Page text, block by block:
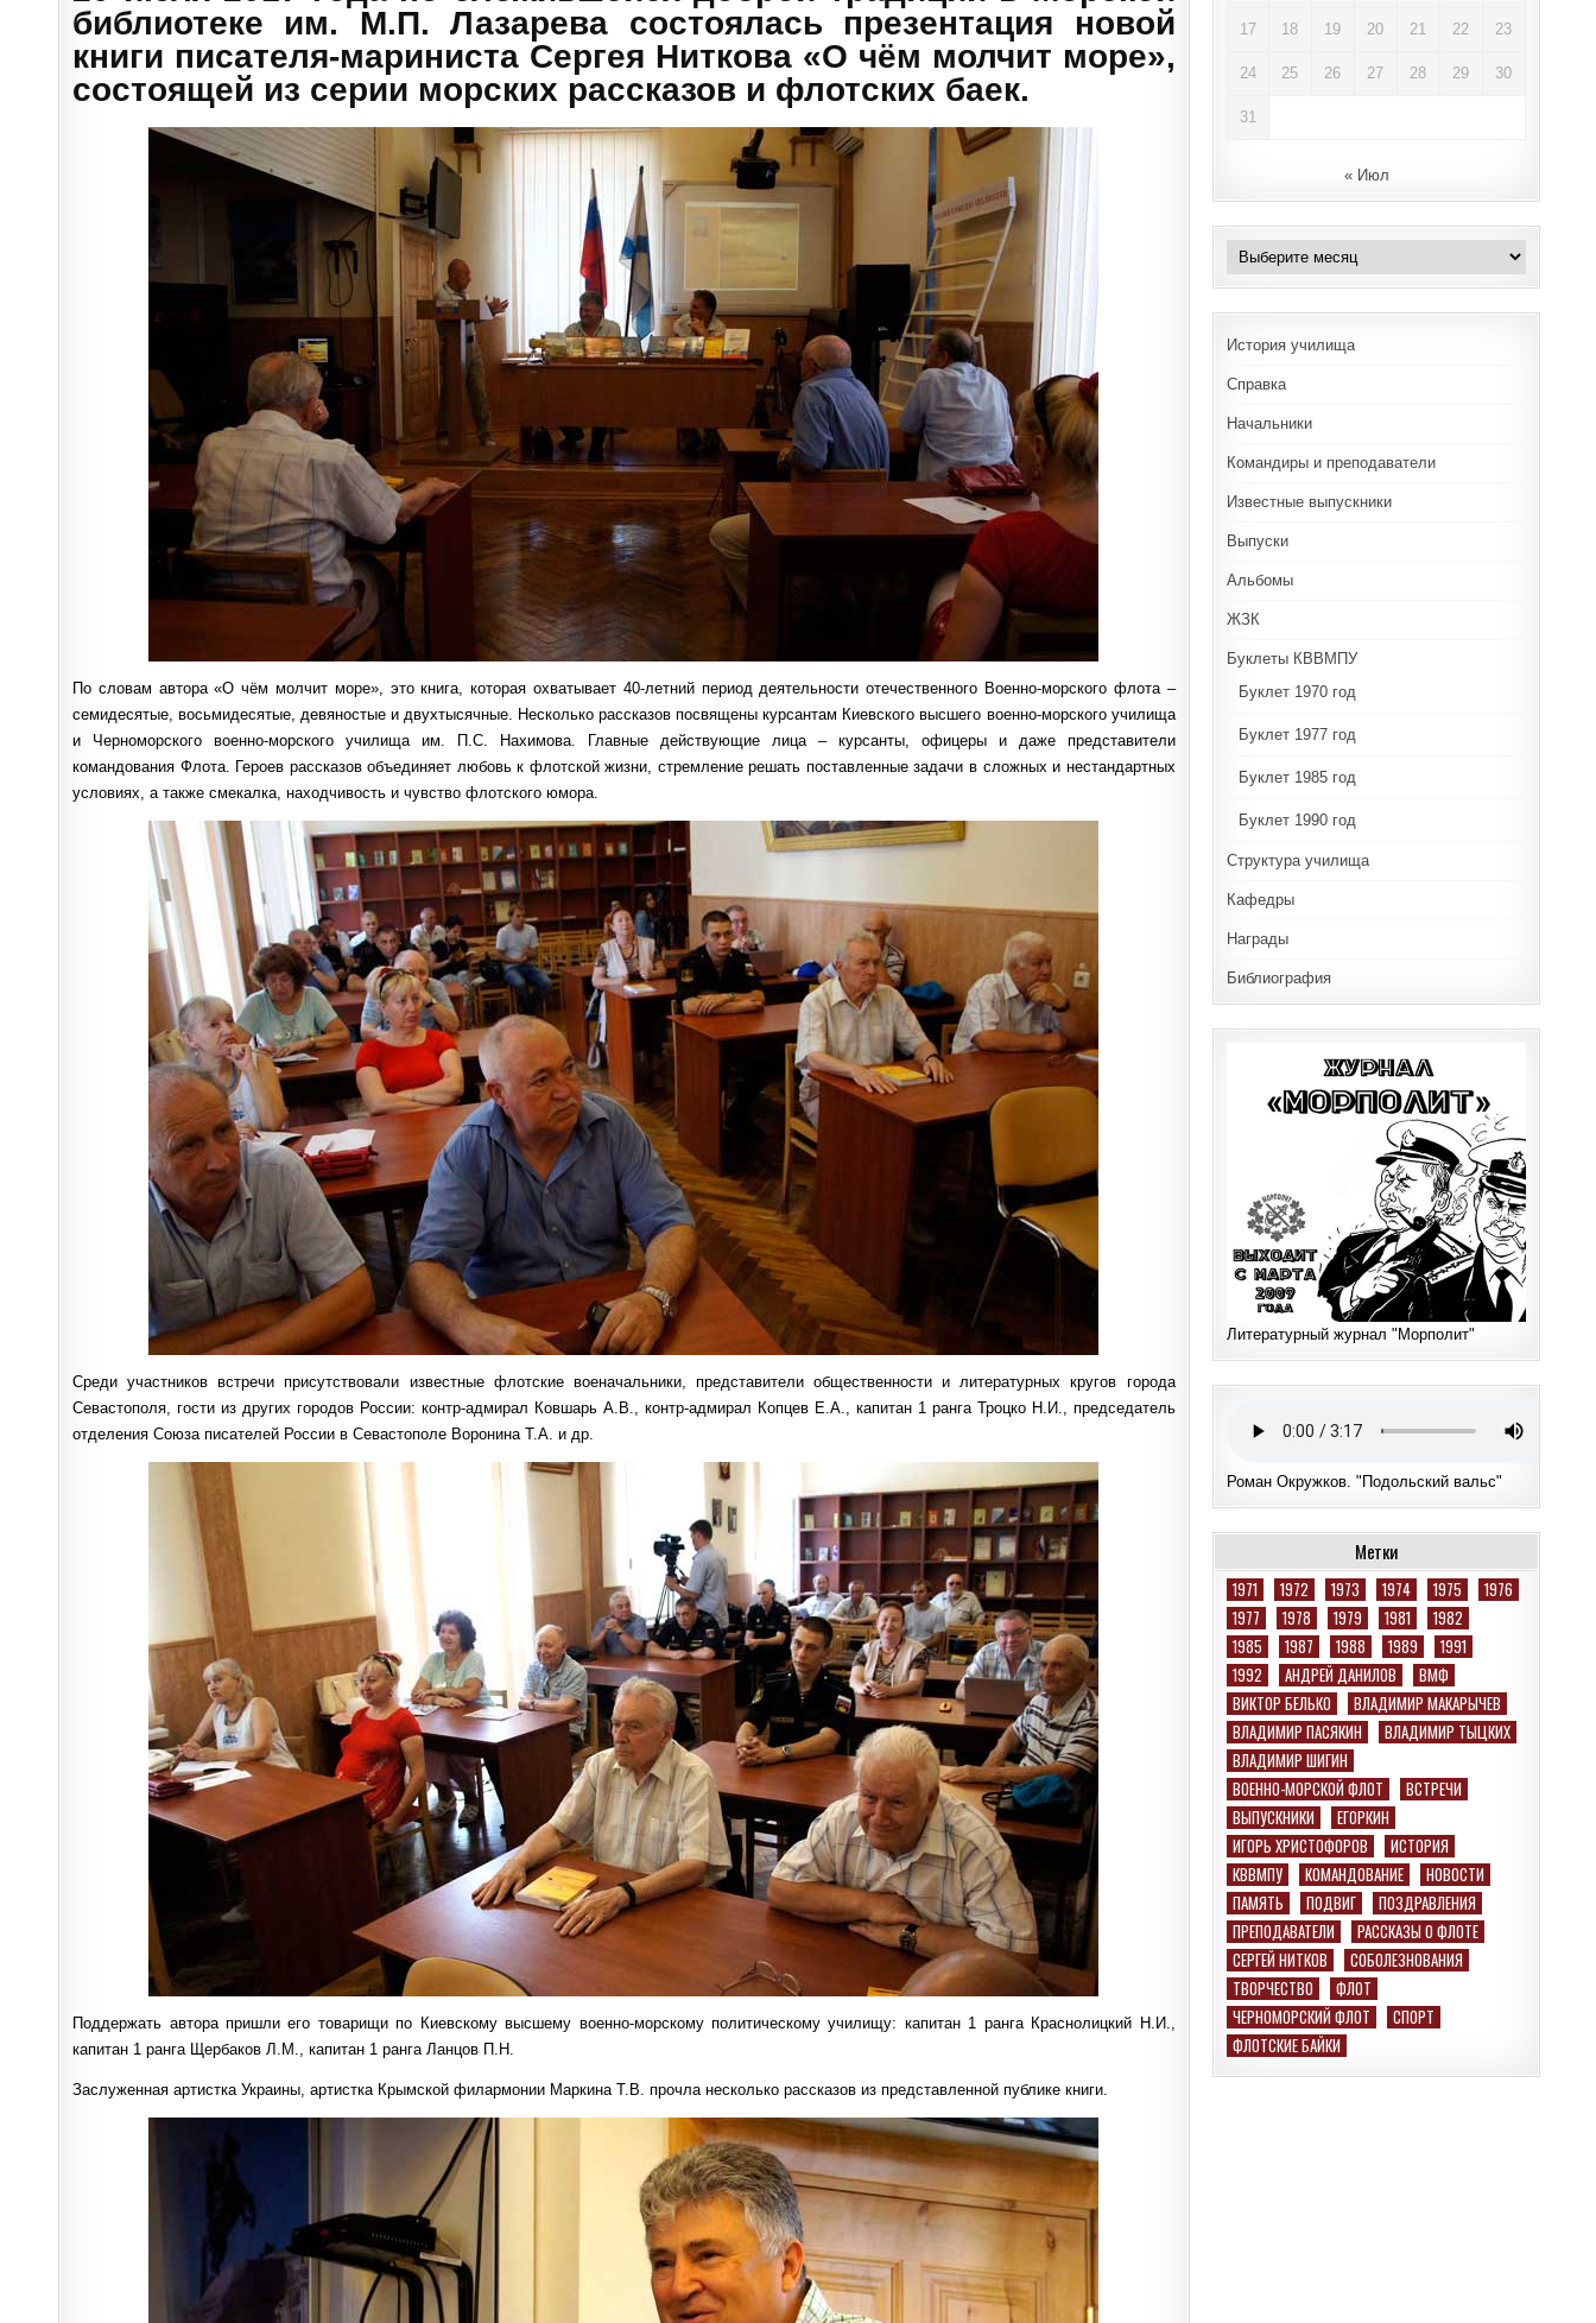
библиотеке им. М.П. Лазарева состоялась презентация новой
книги писателя-мариниста Сергея Ниткова «О чём молчит море»,
состоящей из серии морских рассказов и флотских баек.
По словам автора «О чём молчит море», это книга, которая охватывает 40-летний период деятельности отечественного Военно-морского флота –
семидесятые, восьмидесятые, девяностые и двухтысячные. Несколько рассказов посвящены курсантам Киевского высшего военно-морского училища
и Черноморского военно-морского училища им. П.С. Нахимова. Главные действующие лица – курсанты, офицеры и даже представители
командования Флота. Героев рассказов объединяет любовь к флотской жизни, стремление решать поставленные задачи в сложных и нестандартных
условиях, а также смекалка, находчивость и чувство флотского юмора.
Среди участников встречи присутствовали известные флотские военачальники, представители общественности и литературных кругов города
Севастополя, гости из других городов России: контр-адмирал Ковшарь А.В., контр-адмирал Копцев Е.А., капитан 1 ранга Троцко Н.И., председатель
отделения Союза писателей России в Севастополе Воронина Т.А. и др.
Поддержать автора пришли его товарищи по Киевскому высшему военно-морскому политическому училищу: капитан 1 ранга Краснолицкий Н.И.,
капитан 1 ранга Щербаков Л.М., капитан 1 ранга Ланцов П.Н.
Заслуженная артистка Украины, артистка Крымской филармонии Маркина Т.В. прочла несколько рассказов из представленной публике книги.
17 18 19 20 21 22 23
24 25 26 27 28 29 30
31
« Июл
Архивы
История училища
Справка
Начальники
Командиры и преподаватели
Известные выпускники
Выпуски
Альбомы
ЖЗК
Буклеты КВВМПУ
Буклет 1970 год
Буклет 1977 год
Буклет 1985 год
Буклет 1990 год
Структура училища
Кафедры
Награды
Библиография
Литературный журнал "Морполит"
Роман Окружков. "Подольский вальс"
Метки
1971 1972 1973 1974 1975
1976
1977
1978 1979 1981
1982
1985
1987 1988 1989
1991
1992
АНДРЕЙ ДАНИЛОВ
ВМФ
ВИКТОР БЕЛЬКО
ВЛАДИМИР МАКАРЫЧЕВ
ВЛАДИМИР ПАСЯКИН
ВЛАДИМИР ТЫЦКИХ
ВЛАДИМИР ШИГИН
ВОЕННО-МОРСКОЙ ФЛОТ
ВСТРЕЧИ
ВЫПУСКНИКИ
ЕГОРКИН
ИГОРЬ ХРИСТОФОРОВ
ИСТОРИЯ
КВВМПУ
КОМАНДОВАНИЕ
НОВОСТИ
ПАМЯТЬ
ПОДВИГ
ПОЗДРАВЛЕНИЯ
ПРЕПОДАВАТЕЛИ
РАССКАЗЫ О ФЛОТЕ
СЕРГЕЙ НИТКОВ
СОБОЛЕЗНОВАНИЯ
ТВОРЧЕСТВО
ФЛОТ
ЧЕРНОМОРСКИЙ ФЛОТ
СПОРТ
ФЛОТСКИЕ БАЙКИ